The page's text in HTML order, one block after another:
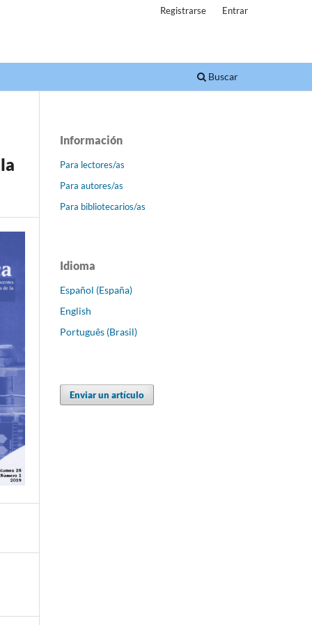
Buscar
Registrarse Entrar
Información
Para lectores/as
Para autores/as
Para bibliotecarios/as
Idioma
Español (España)
English
Português (Brasil)
Enviar un artículo